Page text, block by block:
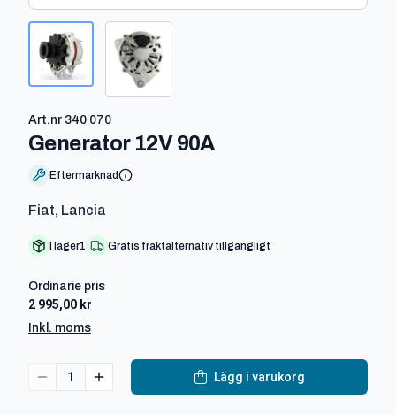
Art.nr 340 070
Generator 12V 90A-
Eftermarknad
Fiat, Lancia
I lager1 Gratis fraktalternativ tillgängligt
Ordinarie pris
2 995,00 kr
Inkl. moms
1 Lägg i varukorg